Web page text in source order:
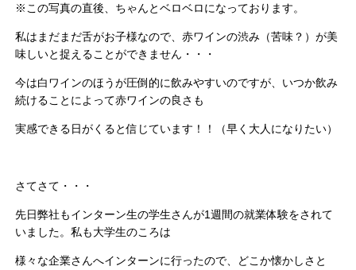
※この写真の直後、ちゃんとベロベロになっております。
私はまだまだ舌がお子様なので、赤ワインの渋み（苦味？）が美
味しいと捉えることができません・・・
今は白ワインのほうが圧倒的に飲みやすいのですが、いつか飲み
続けることによって赤ワインの良さも
実感できる日がくると信じています！！（早く大人になりたい）
さてさて・・・
先日弊社もインターン生の学生さんが1週間の就業体験をされて
いました。私も大学生のころは
様々な企業さんへインターンに行ったので、どこか懐かしさと